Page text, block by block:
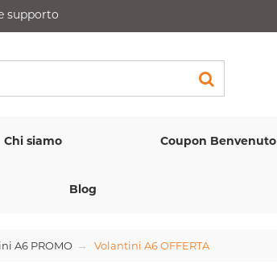
supporto
Chi siamo Coupon Benvenuto
Blog
A6 PROMO Volantini A6 OFFERTA